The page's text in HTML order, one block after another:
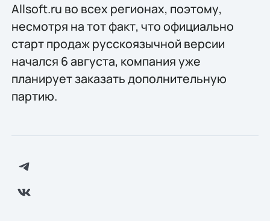
Allsoft.ru во всех регионах, поэтому,
несмотря на тот факт, что официально
старт продаж русскоязычной версии
начался 6 августа, компания уже
планирует заказать дополнительную
партию.